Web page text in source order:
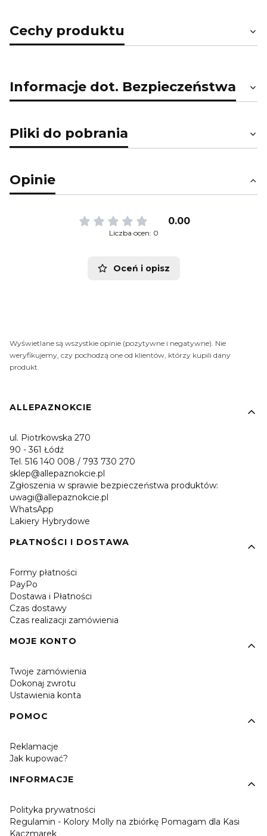
Cechy produktu
Informacje dot. Bezpieczeństwa
Pliki do pobrania
Opinie
0.00
Liczba ocen: 0
Oceń i opisz
Wyświetlane są wszystkie opinie (pozytywne i negatywne). Nie
weryfikujemy, czy pochodzą one od klientów, którzy kupili dany
produkt.
Linki w stopce
ALLEPAZNOKCIE
ul. Piotrkowska 270
90 - 361 Łódź
Tel. 516 140 008 / 793 730 270
sklep@allepaznokcie.pl
Zgłoszenia w sprawie bezpieczeństwa produktów:
uwagi@allepaznokcie.pl
WhatsApp
Lakiery Hybrydowe
PŁATNOŚCI I DOSTAWA
Formy płatności
PayPo
Dostawa i Płatności
Czas dostawy
Czas realizacji zamówienia
MOJE KONTO
Twoje zamówienia
Dokonaj zwrotu
Ustawienia konta
POMOC
Reklamacje
Jak kupować?
INFORMACJE
Polityka prywatności
Regulamin - Kolory Molly na zbiórkę Pomagam dla Kasi
Kaczmarek